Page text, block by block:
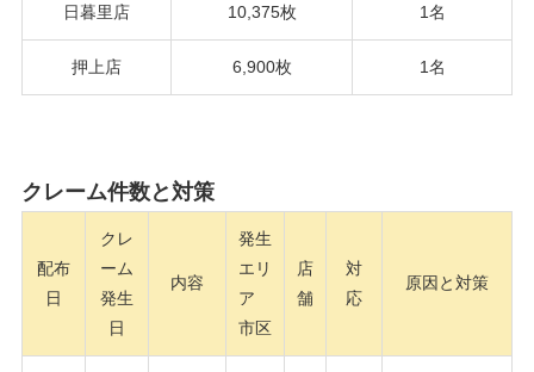
日暮里店 10,375枚 1名
押上店 6,900枚 1名
クレーム件数と対策
配布
日
クレ
ーム
発生
日
内容
発生
エリ
ア
市区
店
舗
対
応
原因と対策